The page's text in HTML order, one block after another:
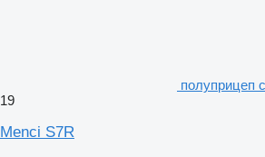
полуприцеп
19
Menci S7R